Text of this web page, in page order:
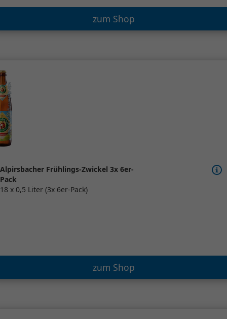
zum Shop
Alpirsbacher Frühlings-Zwickel 3x 6er-
Pack
18 x 0,5 Liter (3x 6er-Pack)
zum Shop